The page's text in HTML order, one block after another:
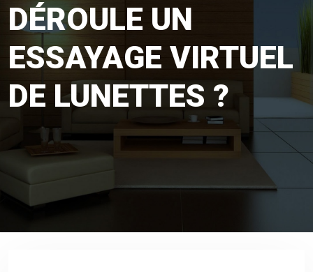
DÉROULE UN
ESSAYAGE VIRTUEL
DE LUNETTES ?